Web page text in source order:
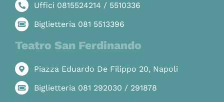
Uffici 0815524214 / 5510336
Biglietteria 081 5513396
Teatro San Ferdinando
Piazza Eduardo De Filippo 20, Napoli
Biglietteria 081 292030 / 291878